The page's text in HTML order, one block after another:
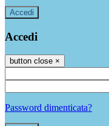
Accedi
Accedi
button close ×
Password dimenticata?